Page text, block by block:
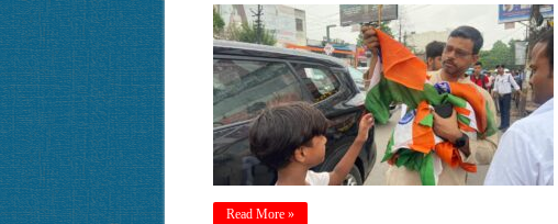
Read More »